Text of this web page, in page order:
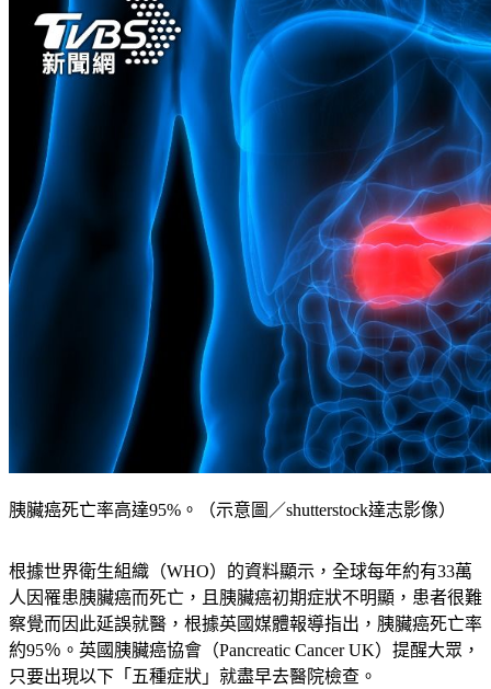
根據世界衛生組織（WHO）的資料顯示，全球每年約有33萬
人因罹患胰臟癌而死亡，且胰臟癌初期症狀不明顯，患者很難
察覺而因此延誤就醫，根據英國媒體報導指出，胰臟癌死亡率
約95％。英國胰臟癌協會（Pancreatic Cancer UK）提醒大眾，